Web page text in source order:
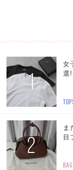
1
女
選
2
ま
目
BAG